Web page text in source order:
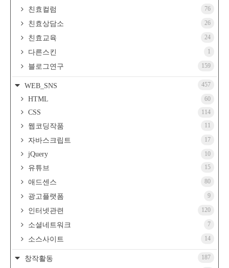
친효컬럼 76
친효상담소 26
친효교육 24
다른스킨 1
블로그연구 159
WEB_SNS 457
HTML 60
CSS 114
웹코딩작품 11
자바스크립트 17
jQuery 10
유튜브 15
애드센스 80
광고플랫폼 9
인터넷관련 120
소셜네트워크 7
소스사이트 14
창작활동 187